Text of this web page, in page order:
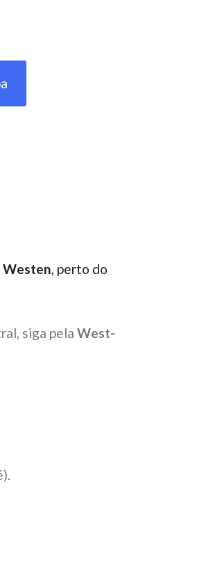
Westen, perto do
siga pela West-